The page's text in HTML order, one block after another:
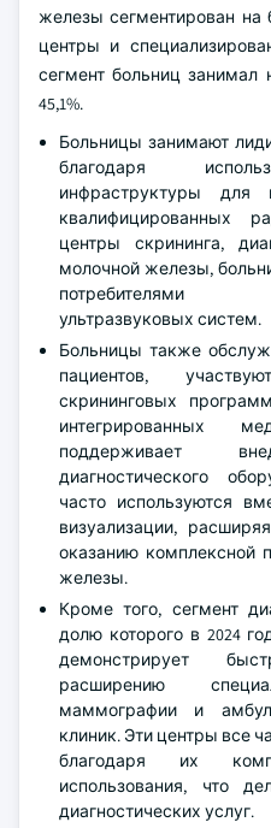
железы сегментирован на
центры и
сегмент больниц
45,1%.
Больницы занимают
благодаря
инфраструктуры для
квалифицированных
центры скрининга,
молочной железы,
потребителями
ультразвуковых систем.
Больницы также
пациентов,
скрининговых
интегрированных
поддерживает
диагностического
часто используются
визуализации,
оказанию комплексной
железы.
Кроме того, сегмент
долю которого в 2024
демонстрирует
расширению
маммографии и
клиник. Эти центры все
благодаря их
использования, что
диагностических услуг.